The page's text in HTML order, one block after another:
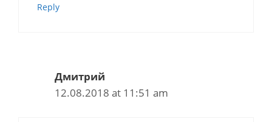
Reply
Дмитрий
12.08.2018 at 11:51 am